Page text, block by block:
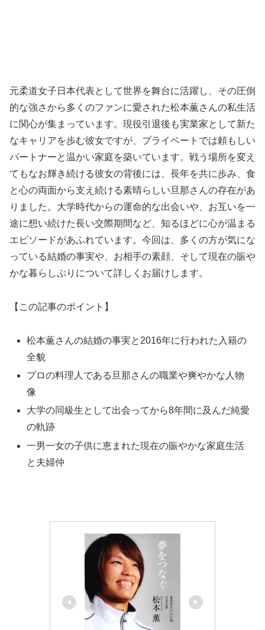
元柔道女子日本代表として世界を舞台に活躍し、その圧倒
的な強さから多くのファンに愛された松本薫さんの私生活
に関心が集まっています。現役引退後も実業家として新た
なキャリアを歩む彼女ですが、プライベートでは頼もしい
パートナーと温かい家庭を築いています。戦う場所を変え
てもなお輝き続ける彼女の背後には、長年を共に歩み、食
と心の両面から支え続ける素晴らしい旦那さんの存在があ
りました。大学時代からの運命的な出会いや、お互いを一
途に想い続けた長い交際期間など、知るほどに心が温まる
エピソードがあふれています。今回は、多くの方が気にな
っている結婚の事実や、お相手の素顔、そして現在の賑や
かな暮らしぶりについて詳しくお届けします。
【この記事のポイント】
松本薫さんの結婚の事実と2016年に行われた入籍の
全貌
プロの料理人である旦那さんの職業や爽やかな人物
像
大学の同級生として出会ってから8年間に及んだ純愛
の軌跡
一男一女の子供に恵まれた現在の賑やかな家庭生活
と夫婦仲